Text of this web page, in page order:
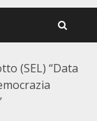
(SEL) “Data